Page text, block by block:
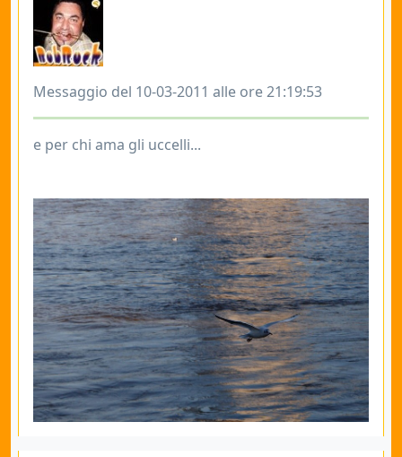
Messaggio del 10-03-2011 alle ore 21:19:53
e per chi ama gli uccelli...